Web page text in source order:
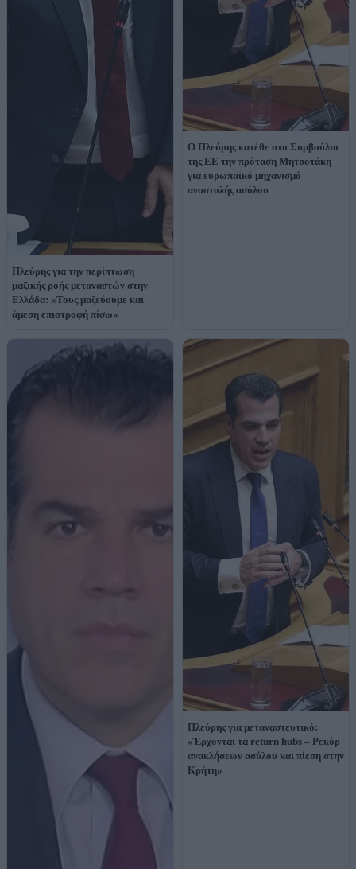
Πλεύρης για την περίπτωση
μαζικής ροής μεταναστών στην
Ελλάδα: «Τους μαζεύουμε και
άμεση επιστροφή πίσω»
Ο Πλεύρης κατέθε στο Συμβούλιο
της ΕΕ την πρόταση Μητσοτάκη
για ευρωπαϊκό μηχανισμό
αναστολής ασύλου
Πλεύρης για μεταναστευτικό:
«Έρχονται τα return hubs – Ρεκόρ
ανακλήσεων ασύλου και πίεση στην
Κρήτη»